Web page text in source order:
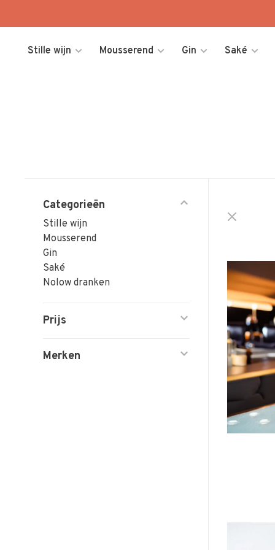
Stille wijn Mousserend Gin Saké
Categorieën
Stille wijn
Mousserend
Gin
Saké
Nolow dranken
Prijs
Merken